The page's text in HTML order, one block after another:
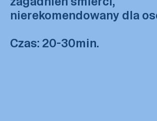
nierekomendowany dla
Czas: 20-30min.